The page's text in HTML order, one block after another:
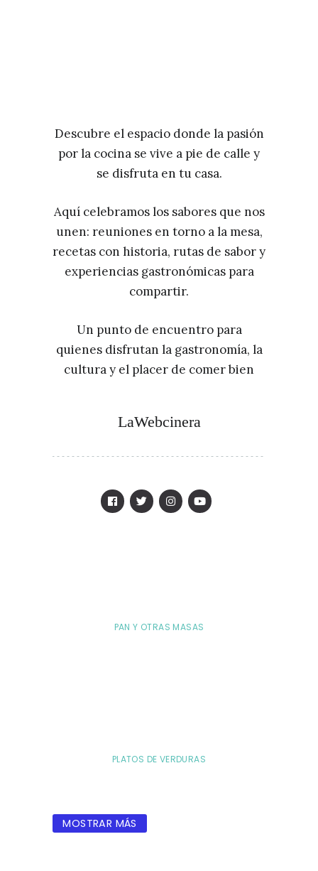
Descubre el espacio donde la pasión
por la cocina se vive a pie de calle y
se disfruta en tu casa.
Aquí celebramos los sabores que nos
unen: reuniones en torno a la mesa,
recetas con historia, rutas de sabor y
experiencias gastronómicas para
compartir.
Un punto de encuentro para
quienes disfrutan la gastronomía, la
cultura y el placer de comer bien
LaWebcinera
PAN Y OTRAS MASAS
PLATOS DE VERDURAS
MOSTRAR MÁS